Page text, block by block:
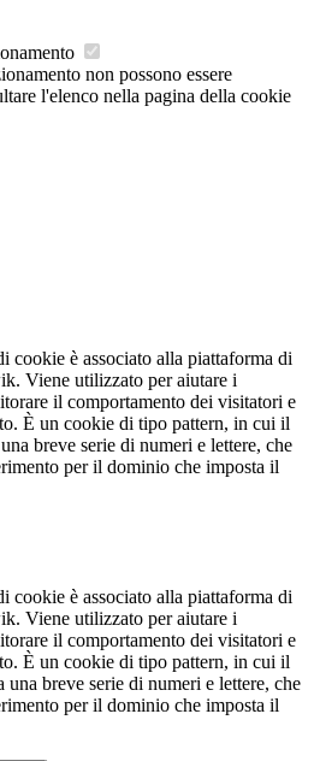
non possono essere
l'elenco nella pagina della cookie
cookie è associato alla piattaforma di
Viene utilizzato per aiutare i
il comportamento dei visitatori e
È un cookie di tipo pattern, in cui il
breve serie di numeri e lettere, che
per il dominio che imposta il
cookie è associato alla piattaforma di
Viene utilizzato per aiutare i
il comportamento dei visitatori e
È un cookie di tipo pattern, in cui il
una breve serie di numeri e lettere, che
per il dominio che imposta il